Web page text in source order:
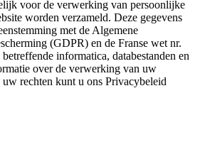
voor de verwerking van persoonlijke
worden verzameld. Deze gegevens
met de Algemene
(GDPR) en de Franse wet nr.
informatica, databestanden en
over de verwerking van uw
rechten kunt u ons Privacybeleid